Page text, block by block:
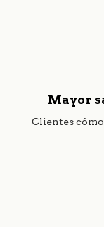
Mayor
Clientes